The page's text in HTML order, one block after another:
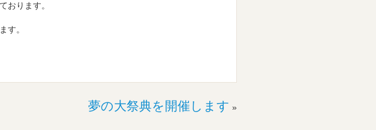
おります。
す。
夢の大祭典を開催します »